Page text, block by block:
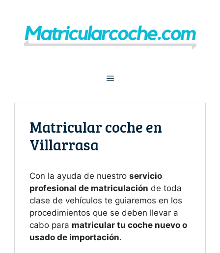
contenido
Menú
Matricular coche en
Villarrasa
Con la ayuda de nuestro servicio
profesional de matriculación de toda
clase de vehículos te guiaremos en los
procedimientos que se deben llevar a
cabo para matricular tu coche nuevo o
usado de importación.